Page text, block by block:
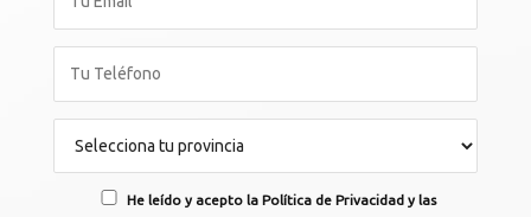
He leído y acepto la Política de Privacidad y las